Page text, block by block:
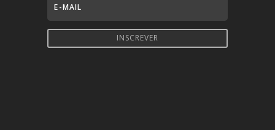
INSCREVER